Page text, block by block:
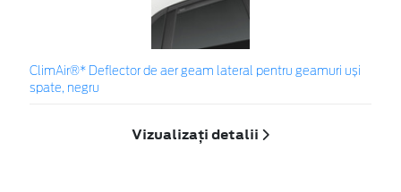
ClimAir®* Deflector de aer geam lateral pentru geamuri uși
spate, negru
Vizualizați detalii